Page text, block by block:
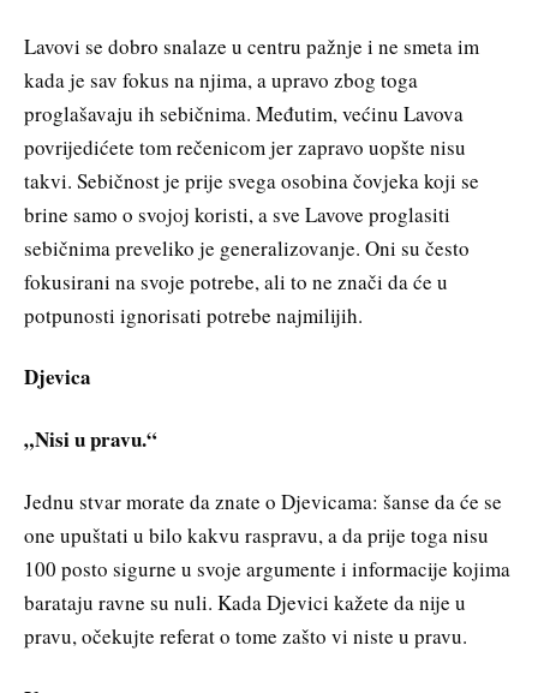
Lavovi se dobro snalaze u centru pažnje i ne smeta im
kada je sav fokus na njima, a upravo zbog toga
proglašavaju ih sebičnima. Međutim, većinu Lavova
povrijedićete tom rečenicom jer zapravo uopšte nisu
takvi. Sebičnost je prije svega osobina čovjeka koji se
brine samo o svojoj koristi, a sve Lavove proglasiti
sebičnima preveliko je generalizovanje. Oni su često
fokusirani na svoje potrebe, ali to ne znači da će u
potpunosti ignorisati potrebe najmilijih.
Djevica
„Nisi u pravu.“
Jednu stvar morate da znate o Djevicama: šanse da će se
one upuštati u bilo kakvu raspravu, a da prije toga nisu
100 posto sigurne u svoje argumente i informacije kojima
barataju ravne su nuli. Kada Djevici kažete da nije u
pravu, očekujte referat o tome zašto vi niste u pravu.